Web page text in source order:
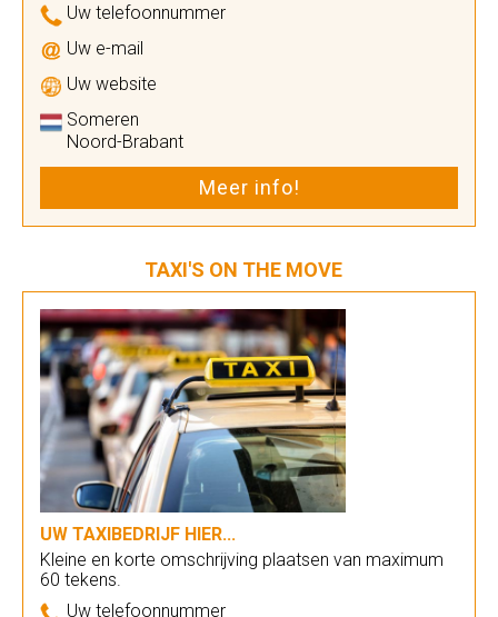
Uw telefoonnummer
Uw e-mail
Uw website
Someren
Noord-Brabant
Meer info!
TAXI'S ON THE MOVE
UW TAXIBEDRIJF HIER...
Kleine en korte omschrijving plaatsen van maximum
60 tekens.
Uw telefoonnummer